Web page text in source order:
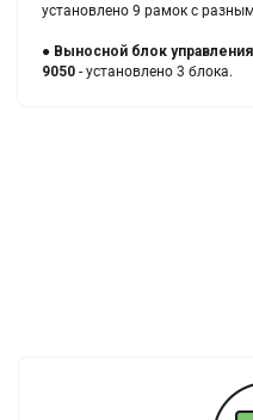
установлено 9 рамок с
● Выносной блок управления
9050 - установлено 3 блока.